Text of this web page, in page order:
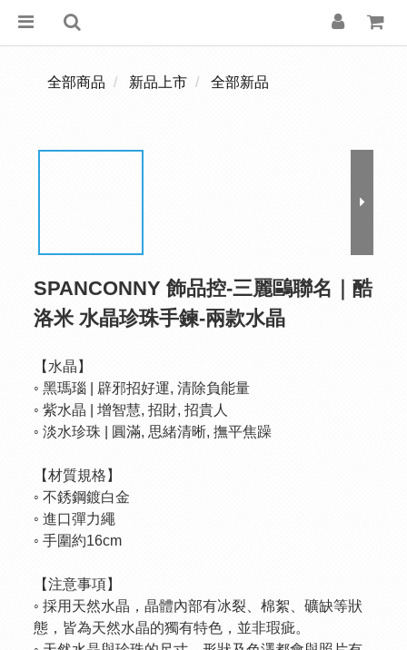
全部商品 新品上市 全部新品
SPANCONNY 飾品控-三麗鷗聯名｜酷
洛米 水晶珍珠手鍊-兩款水晶
【水晶】
◦ 黑瑪瑙 | 辟邪招好運, 清除負能量
◦ 紫水晶 | 增智慧, 招財, 招貴人
◦ 淡水珍珠 | 圓滿, 思緒清晰, 撫平焦躁
【材質規格】
◦ 不銹鋼鍍白金
◦ 進口彈力繩
◦ 手圍約16cm
【注意事項】
◦ 採用天然水晶，晶體內部有冰裂、棉絮、礦缺等狀
態，皆為天然水晶的獨有特色，並非瑕疵。